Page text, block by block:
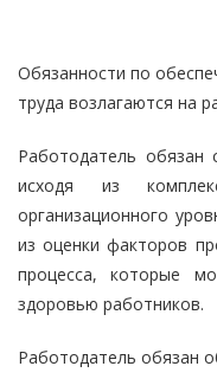
Обязанности по
труда возлагаются на
Работодатель обязан
исходя из
организационного
из оценки факторов
процесса, которые
здоровью работников.
Работодатель обязан